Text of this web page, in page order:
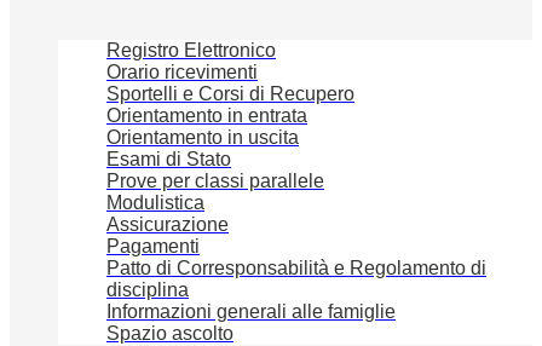
Registro Elettronico
Orario ricevimenti
Sportelli e Corsi di Recupero
Orientamento in entrata
Orientamento in uscita
Esami di Stato
Prove per classi parallele
Modulistica
Assicurazione
Pagamenti
Patto di Corresponsabilità e Regolamento di
disciplina
Informazioni generali alle famiglie
Spazio ascolto